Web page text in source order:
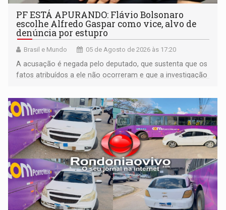
PF ESTÁ APURANDO: Flávio Bolsonaro
escolhe Alfredo Gaspar como vice, alvo de
denúncia por estupro
Brasil e Mundo 05 de Agosto de 2026 às 17:20
A acusação é negada pelo deputado, que sustenta que os
fatos atribuídos a ele não ocorreram e que a investigação